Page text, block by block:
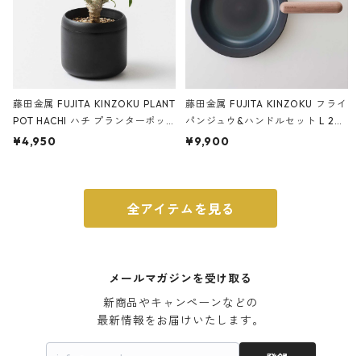
藤田金属 FUJITA KINZOKU PLANT
POT HACHI ハチ プランターポッ
ト 3号 ブラック
¥4,950
藤田金属 FUJITA KINZOKU フライ
パンジュウ&ハンドルセット L 24c
m ガス火・IH対応 鉄フライパン
¥9,900
全アイテムを見る
メールマガジンを受け取る
新商品やキャンペーンなどの
最新情報をお届けいたします。